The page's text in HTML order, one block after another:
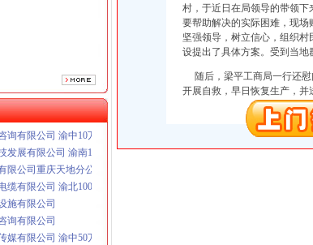
料有限公司 渝高10万 （工商注册）
展有限公司 渝九50万 （进出口权）
询有限公司 渝中10万 （工商注册）
发展有限公司 渝南100万 （进出口权）
限公司重庆天地分公司 渝中 （工商注册）
缆有限公司 渝北10010万 (进出口权)
施有限公司
询有限公司
媒有限公司 渝中50万 （工商注册）
询有限公司 渝南 （工商注册）
村，于近日在局领导的带领
要帮助解决的实际困难，现场
坚强领导，树立信心，组织
设提出了具体方案。受到当地
随后，梁平工商局一行还慰
开展自救，早日恢复生产，并